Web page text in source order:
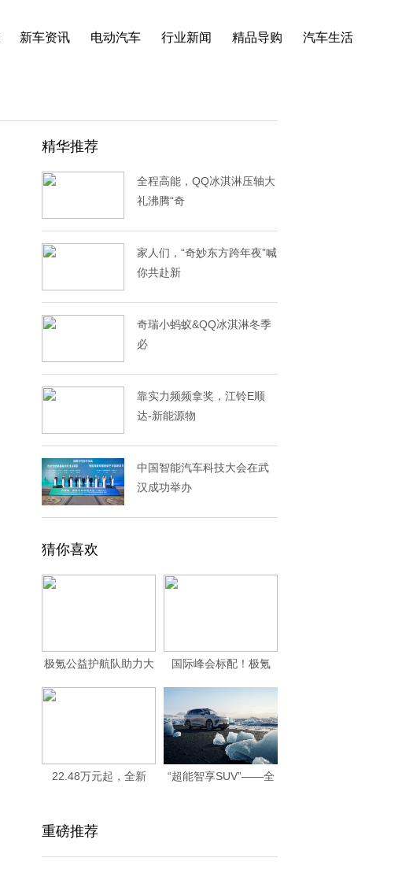
新车资讯 电动汽车 行业新闻 精品导购 汽车生活
精华推荐
全程高能，QQ冰淇淋压轴大
礼沸腾“奇
家人们，“奇妙东方跨年夜”喊
你共赴新
奇瑞小蚂蚁&QQ冰淇淋冬季
必
靠实力频频拿奖，江铃E顺
达-新能源物
中国智能汽车科技大会在武
汉成功举办
猜你喜欢
极氪公益护航队助力大
凉山女子足球队亚
国际峰会标配！极氪
009家族担任20
22.48万元起，全新
“超能智享SUV”——全
重磅推荐